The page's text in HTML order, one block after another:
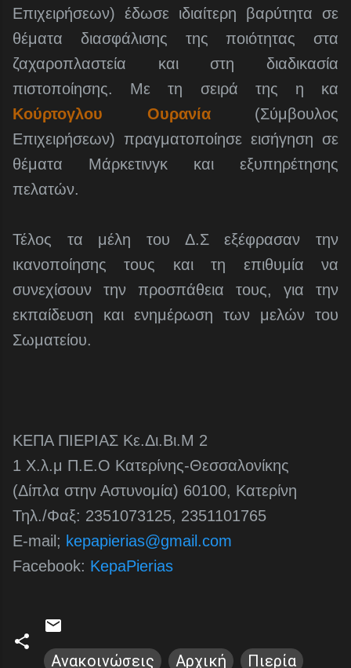
Επιχειρήσεων) έδωσε ιδιαίτερη βαρύτητα σε
θέματα διασφάλισης της ποιότητας στα
ζαχαροπλαστεία και στη διαδικασία
πιστοποίησης. Με τη σειρά της η κα
Κούρτογλου Ουρανία(Σύμβουλος
Επιχειρήσεων) πραγματοποίησε εισήγηση σε
θέματα Μάρκετινγκ και εξυπηρέτησης
πελατών.
Τέλος τα μέλη του Δ.Σ εξέφρασαν την
ικανοποίησης τους και τη επιθυμία να
συνεχίσουν την προσπάθεια τους, για την
εκπαίδευση και ενημέρωση των μελών του
Σωματείου.
ΚΕΠΑ ΠΙΕΡΙΑΣ Κε.Δι.Βι.Μ 2
1 Χ.λ.μ Π.Ε.Ο Κατερίνης-Θεσσαλονίκης
(Δίπλα στην Αστυνομία) 60100, Κατερίνη
Τηλ./Φαξ: 2351073125, 2351101765
Ε-mail; kepapierias@gmail.com
Facebook: KepaPierias
Ανακοινώσεις Αρχική Πιερία